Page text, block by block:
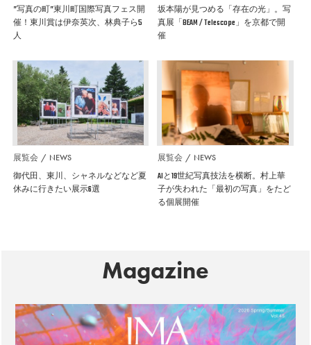
”写真の町”東川町国際写真フェス開
催！東川賞は伊奈英次、林典子ら5
人
坂本陽が見つめる「存在の光」。写
真展「BEAM / Telescope」を京都で開
催
展覧会 NEWS
御代田、東川、シャネルなどなど夏
休みに行きたい展示6選
展覧会 NEWS
AIと19世紀写真技法を横断。村上華
子が失われた「最初の写真」をたど
る個展開催
Magazine